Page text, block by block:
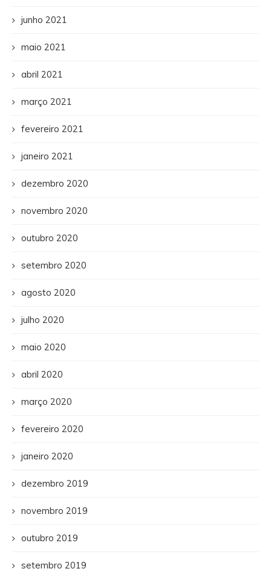
junho 2021
maio 2021
abril 2021
março 2021
fevereiro 2021
janeiro 2021
dezembro 2020
novembro 2020
outubro 2020
setembro 2020
agosto 2020
julho 2020
maio 2020
abril 2020
março 2020
fevereiro 2020
janeiro 2020
dezembro 2019
novembro 2019
outubro 2019
setembro 2019